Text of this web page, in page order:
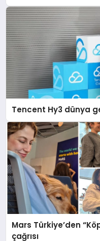
Tencent Hy3 dünya
Mars Türkiye’den
çağrısı